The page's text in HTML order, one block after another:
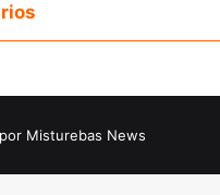
Misturebas News